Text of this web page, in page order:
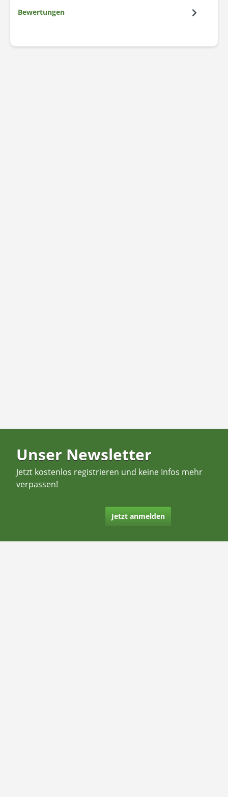
Bewertungen
Unser Newsletter
Jetzt kostenlos registrieren und keine Infos mehr
verpassen!
Jetzt anmelden